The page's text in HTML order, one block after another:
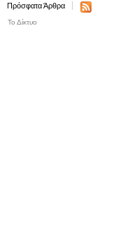
Πρόσφατα Άρθρα
Το Δίκτυο